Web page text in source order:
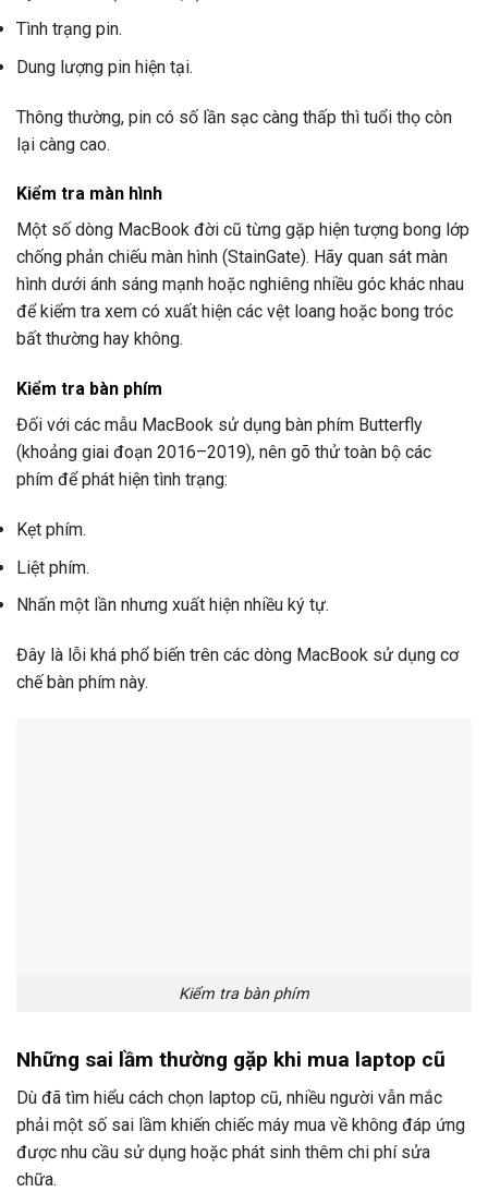
Tình trạng pin.
Dung lượng pin hiện tại.
Thông thường, pin có số lần sạc càng thấp thì tuổi thọ còn
lại càng cao.
Kiểm tra màn hình
Một số dòng MacBook đời cũ từng gặp hiện tượng bong lớp
chống phản chiếu màn hình (StainGate). Hãy quan sát màn
hình dưới ánh sáng mạnh hoặc nghiêng nhiều góc khác nhau
để kiểm tra xem có xuất hiện các vệt loang hoặc bong tróc
bất thường hay không.
Kiểm tra bàn phím
Đối với các mẫu MacBook sử dụng bàn phím Butterfly
(khoảng giai đoạn 2016–2019), nên gõ thử toàn bộ các
phím để phát hiện tình trạng:
Kẹt phím.
Liệt phím.
Nhấn một lần nhưng xuất hiện nhiều ký tự.
Đây là lỗi khá phổ biến trên các dòng MacBook sử dụng cơ
chế bàn phím này.
Kiểm tra bàn phím
Những sai lầm thường gặp khi mua laptop cũ
Dù đã tìm hiểu cách chọn laptop cũ, nhiều người vẫn mắc
phải một số sai lầm khiến chiếc máy mua về không đáp ứng
được nhu cầu sử dụng hoặc phát sinh thêm chi phí sửa
chữa.